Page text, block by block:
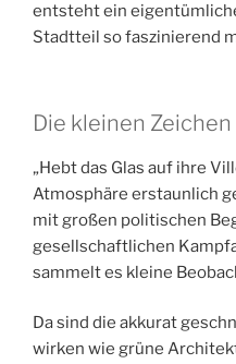
entsteht ein
Stadtteil so faszinierend
Die kleinen
„Hebt das Glas auf ihre
Atmosphäre erstaunlich
mit großen politischen
gesellschaftlichen
sammelt es kleine
Da sind die akkurat
wirken wie grüne